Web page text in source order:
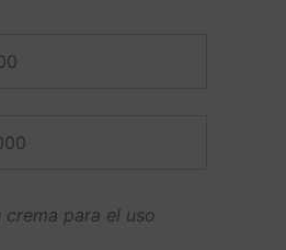
crema para el uso